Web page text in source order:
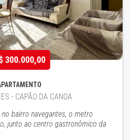
300.000,00
- CAPÃO DA CANOA
bairro navegantes, o metro
junto ao centro gastronômico da